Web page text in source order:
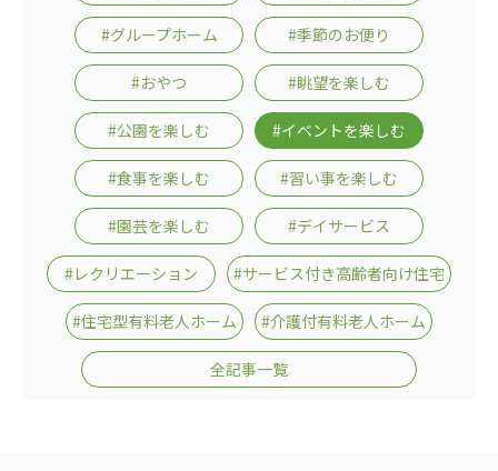
#グループホーム #季節のお便り
#おやつ #眺望を楽しむ
#公園を楽しむ #イベントを楽しむ
#食事を楽しむ #習い事を楽しむ
#園芸を楽しむ #デイサービス
#レクリエーション #サービス付き高齢者向け住宅
#住宅型有料老人ホーム #介護付有料老人ホーム
全記事一覧